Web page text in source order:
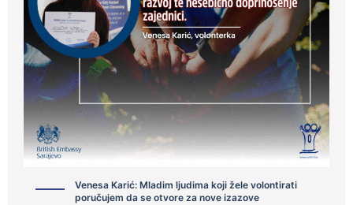
Venesa Karić: Mladim ljudima koji žele volontirati
poručujem da se otvore za nove izazove